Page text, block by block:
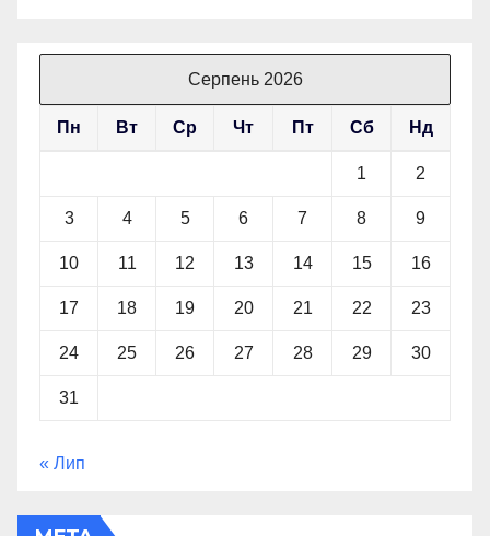
Серпень 2026
Пн Вт Ср Чт Пт Сб Нд
1 2
3 4 5 6 7 8 9
10 11 12 13 14 15 16
17 18 19 20 21 22 23
24 25 26 27 28 29 30
31
« Лип